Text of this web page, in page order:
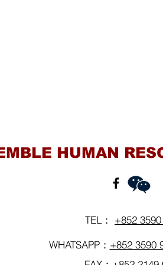
HUMAN
TEL： +852
WHATSAPP： +852 3590